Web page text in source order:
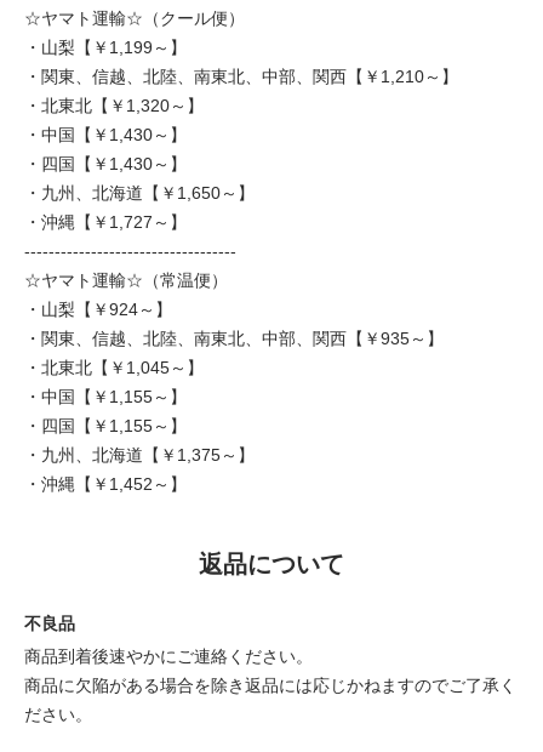
☆ヤマト運輸☆（クール便）
・山梨【￥1,199～】
・関東、信越、北陸、南東北、中部、関西【￥1,210～】
・北東北【￥1,320～】
・中国【￥1,430～】
・四国【￥1,430～】
・九州、北海道【￥1,650～】
・沖縄【￥1,727～】
-----------------------------------
☆ヤマト運輸☆（常温便）
・山梨【￥924～】
・関東、信越、北陸、南東北、中部、関西【￥935～】
・北東北【￥1,045～】
・中国【￥1,155～】
・四国【￥1,155～】
・九州、北海道【￥1,375～】
・沖縄【￥1,452～】
返品について
不良品
商品到着後速やかにご連絡ください。
商品に欠陥がある場合を除き返品には応じかねますのでご了承く
ださい。